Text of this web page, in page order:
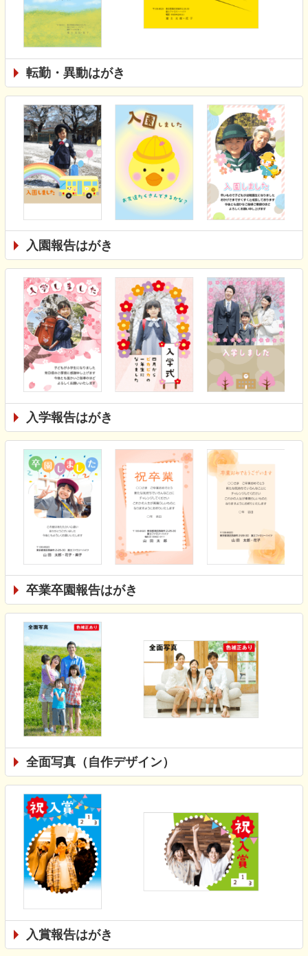
転勤・異動はがき
入園報告はがき
入学報告はがき
卒業卒園報告はがき
全面写真（自作デザイン）
入賞報告はがき